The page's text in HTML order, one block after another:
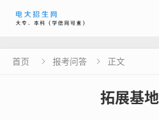
首页  报考问答  正文
拓展基